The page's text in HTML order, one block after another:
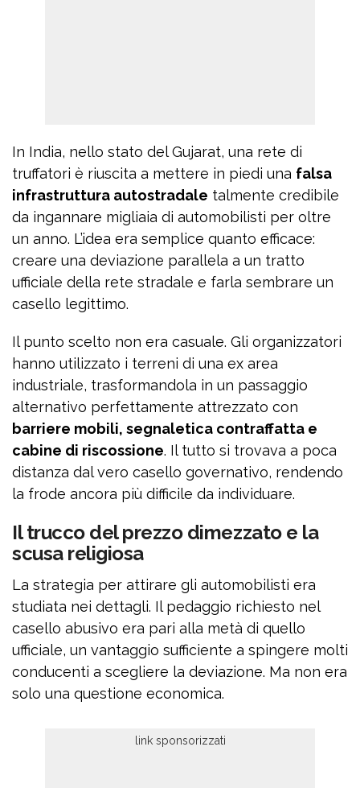
In India, nello stato del Gujarat, una rete di
truffatori è riuscita a mettere in piedi una falsa
infrastruttura autostradale talmente credibile
da ingannare migliaia di automobilisti per oltre
un anno. L’idea era semplice quanto efficace:
creare una deviazione parallela a un tratto
ufficiale della rete stradale e farla sembrare un
casello legittimo.
Il punto scelto non era casuale. Gli organizzatori
hanno utilizzato i terreni di una ex area
industriale, trasformandola in un passaggio
alternativo perfettamente attrezzato con
barriere mobili, segnaletica contraffatta e
cabine di riscossione. Il tutto si trovava a poca
distanza dal vero casello governativo, rendendo
la frode ancora più difficile da individuare.
Il trucco del prezzo dimezzato e la
scusa religiosa
La strategia per attirare gli automobilisti era
studiata nei dettagli. Il pedaggio richiesto nel
casello abusivo era pari alla metà di quello
ufficiale, un vantaggio sufficiente a spingere molti
conducenti a scegliere la deviazione. Ma non era
solo una questione economica.